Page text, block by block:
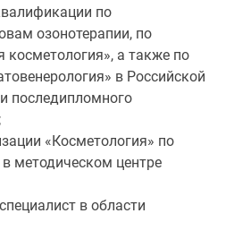
по
озонотерапии, по
косметология», а также по
в Российской
последипломного
«Косметология» по
методическом центре
в области